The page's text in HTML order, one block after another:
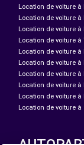
Location de voiture à
Location de voiture
Location de voiture à
Location de voiture à
Location de voiture à
Location de voiture à
Location de voiture à
Location de voiture à
Location de voiture à
Location de voiture à